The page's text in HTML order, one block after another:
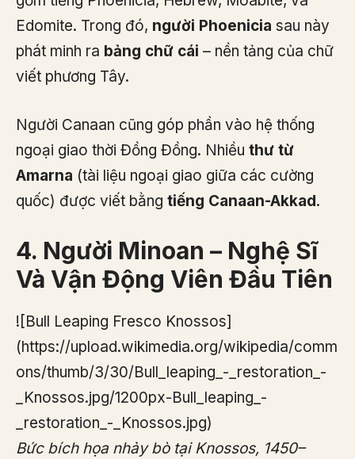
Edomite. Trong đó, người Phoenicia sau này
phát minh ra bảng chữ cái – nền tảng của chữ
viết phương Tây.
Người Canaan cũng góp phần vào hệ thống
ngoại giao thời Đồng Đồng. Nhiều thư từ
Amarna (tài liệu ngoại giao giữa các cường
quốc) được viết bằng tiếng Canaan-Akkad.
4. Người Minoan – Nghệ Sĩ
Và Vận Động Viên Đầu Tiên
![Bull Leaping Fresco Knossos]
(https://upload.wikimedia.org/wikipedia/comm
ons/thumb/3/30/Bull_leaping_-_restoration_-
_Knossos.jpg/1200px-Bull_leaping_-
_restoration_-_Knossos.jpg)
Bức bích họa nhảy bò tại Knossos, 1450–